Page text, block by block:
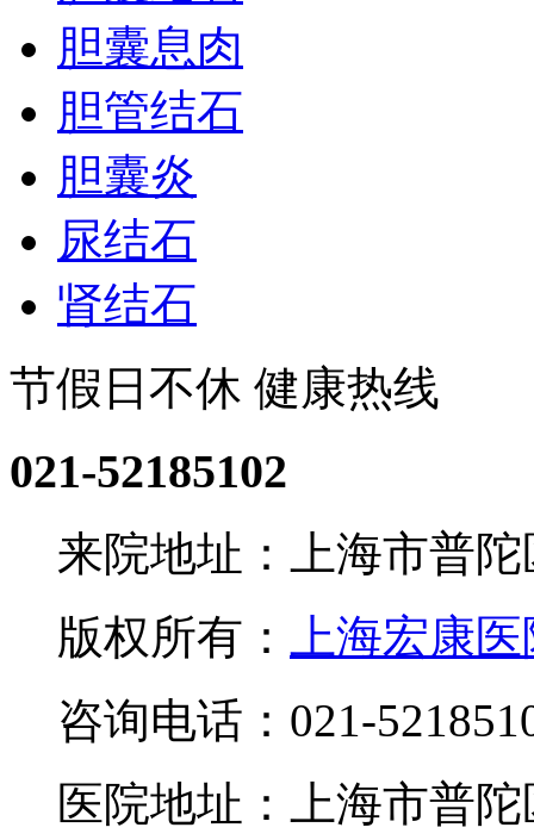
胆囊息肉
胆管结石
胆囊炎
尿结石
肾结石
节假日不休 健康热线
021-52185102
来院地址：上海市普
版权所有：
上海宏康
咨询电话：021-
医院地址：上海市普